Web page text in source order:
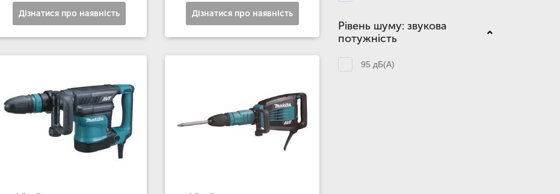
Дізнатися про наявність Дізнатися про наявність
Рівень шуму: звукова
потужність
95 дБ(А)